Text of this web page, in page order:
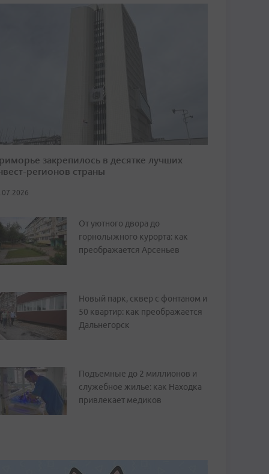
закрепилось в десятке лучших
регионов страны
От уютного двора до
горнолыжного курорта: как
преображается Арсеньев
Новый парк, сквер с фонтаном и
50 квартир: как преображается
Дальнегорск
Подъемные до 2 миллионов и
служебное жилье: как Находка
привлекает медиков